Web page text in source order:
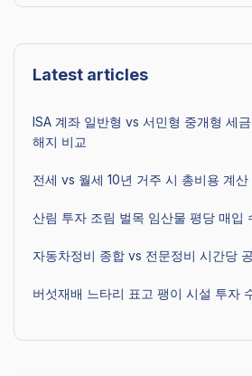
Latest articles
ISA 계좌 일반형 vs 서민형 중개형 세
해지 비교
전세 vs 월세 10년 거주 시 총비용 계산
산림 투자 조림 벌목 임산물 평당 매입
자동차정비 종합 vs 전문정비 시간당
버섯재배 느타리 표고 팽이 시설 투자